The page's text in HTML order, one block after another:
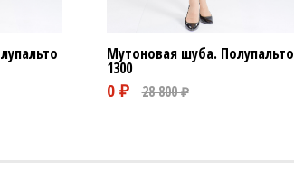
Мутоновая шуба. Полупальто
1300